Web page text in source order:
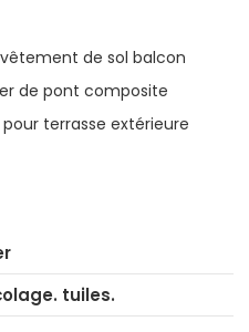
de sol balcon
de pont composite
terrasse extérieure
tuiles.